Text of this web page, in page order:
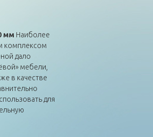
мм Наиболее
комплексом
дало
мебели,
в качестве
для